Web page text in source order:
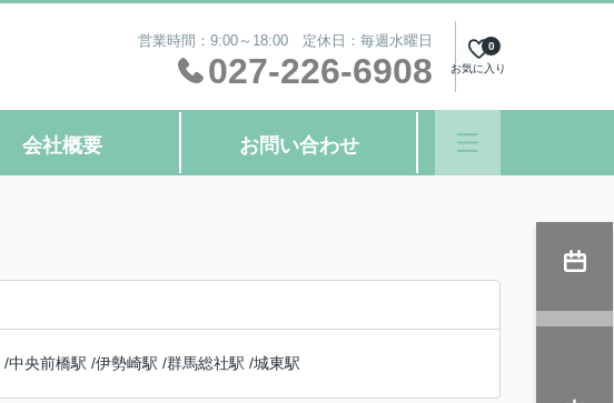
営業時間：9:00～18:00 定休日：毎週水曜日
027-226-6908 お気に入り
0
会社概要 お問い合わせ
/中央前橋駅 /伊勢崎駅 /群馬総社駅 /城東駅